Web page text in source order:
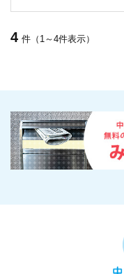
4 件（1～4件表示）